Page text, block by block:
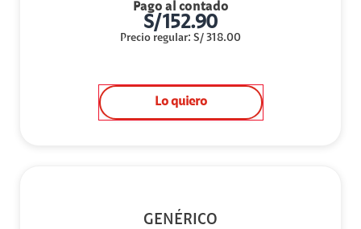
Pago al contado
S/152.90
Precio regular: S/ 318.00
Lo quiero
GENÉRICO